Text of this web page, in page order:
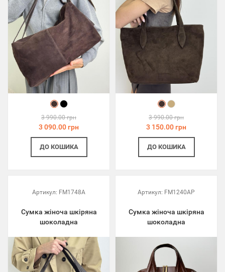
3 990.00 грн
3 090.00 грн
ДО КОШИКА
3 990.00 грн
3 150.00 грн
ДО КОШИКА
Артикул: FM1748A
Сумка жіноча шкіряна
шоколадна
Артикул: FM1240AP
Сумка жіноча шкіряна
шоколадна